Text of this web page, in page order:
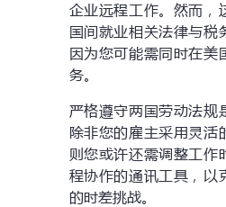
企业远程工作。然而，
国间就业相关法律与税
因为您可能需同时在美
务。
严格遵守两国劳动法规
除非您的雇主采用灵活
则您或许还需调整工作
程协作的通讯工具，以
的时差挑战。